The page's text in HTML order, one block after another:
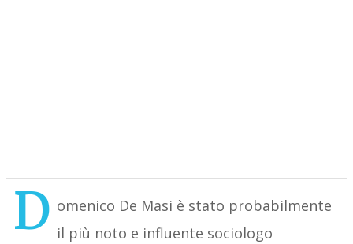
D omenico De Masi è stato probabilmente
il più noto e influente sociologo